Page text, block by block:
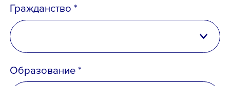
Гражданство *
Образование *